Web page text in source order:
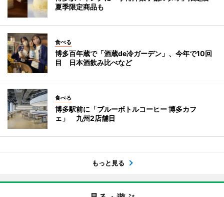
夏季限定商品も
食べる
博多百年蔵で「酒蔵de冷ガーデン」、今年で10回
目 日本酒飲み比べなど
食べる
博多駅前に「ブルーボトルコーヒー 博多カフ
ェ」 九州2店舗目
もっと見る